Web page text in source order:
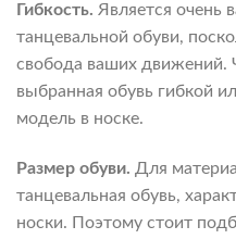
Гибкость. Является очень
танцевальной обуви,
свобода ваших движений.
выбранная обувь гибкой
модель в носке.
Размер обуви. Для
танцевальная обувь,
носки. Поэтому стоит